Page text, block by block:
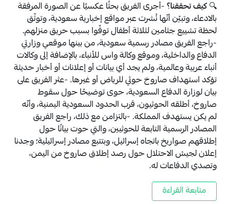
🔍كيف تحققنا؟-أجرى الفريق بحثًا عكسيًا عن الصورة المرفقة
بالادعاء، وتبيّن أنّها نُشرت عبر مواقع إخبارية سعودية، وتوثّق
لحظة تشييع جثامين لثلاثة أطفال توفّوا بسبب حريق منزلهم.
-راجع الفريق مصادر رسمية سعودية، من بينها موقعي وزارتي
الدفاع والداخلية، وموقع وكالة واس للأنباء، بالإضافة إلى وكالات
أنباء عربية وعالمية، ولم يجد أي بيانات أو إعلانات أو أخبار حديثة
تؤكد استهداف صاروخ حوثي للرياض أو غيرها. -عثر الفريق على
بيان لوزارة الدفاع السعودية، حوى توضيحًا حول سقوط
صاروخ، أطلقه الحوثيون، قرب الحدود السعودية اليمنية، وأنّه
لم يكن يستهدف المملكة. -بالتزامن مع ذلك، راجع الفريق
المصادر الرسمية التابعة للحوثيين، والتي حوت بيانًا حول
إطلاقهم صواريخ باتجاه إسرائيل، وبتتبع مصادر إسرائيلية؛ وجدنا
إعلان لجيش الاحتلال حول رصد إطلاق صاروخ من اليمن،
وتصدي الدفاعات له.
متابعة القراءة